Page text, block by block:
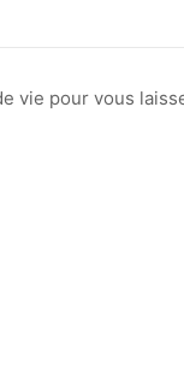
vie pour vous